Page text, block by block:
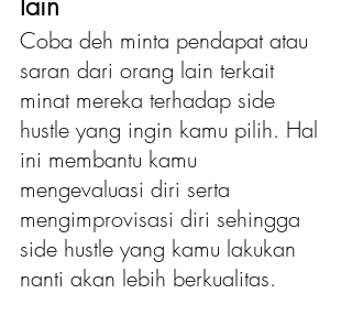
Coba deh minta pendapat atau
saran dari orang lain terkait
minat mereka terhadap side
hustle yang ingin kamu pilih. Hal
ini membantu kamu
mengevaluasi diri serta
mengimprovisasi diri sehingga
side hustle yang kamu lakukan
nanti akan lebih berkualitas.